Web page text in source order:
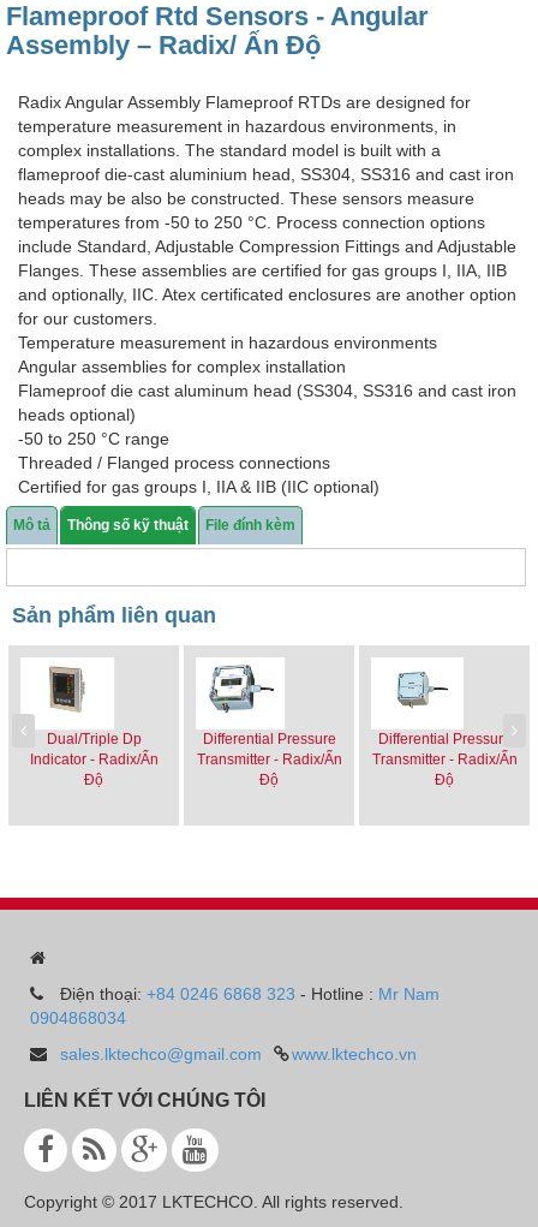
Flameproof Rtd Sensors - Angular
Assembly – Radix/ Ấn Độ
Radix Angular Assembly Flameproof RTDs are designed for
temperature measurement in hazardous environments, in
complex installations. The standard model is built with a
flameproof die-cast aluminium head, SS304, SS316 and cast iron
heads may be also be constructed. These sensors measure
temperatures from -50 to 250 °C. Process connection options
include Standard, Adjustable Compression Fittings and Adjustable
Flanges. These assemblies are certified for gas groups I, IIA, IIB
and optionally, IIC. Atex certificated enclosures are another option
for our customers.
Temperature measurement in hazardous environments
Angular assemblies for complex installation
Flameproof die cast aluminum head (SS304, SS316 and cast iron
heads optional)
-50 to 250 °C range
Threaded / Flanged process connections
Certified for gas groups I, IIA & IIB (IIC optional)
Atex certificated Enclosure (Optional)
Giá: Liên hệ
Mô tả Thông số kỹ thuật File đính kèm
Sản phẩm liên quan
Dual/Triple Dp
Indicator - Radix/Ấn
Độ
Differential Pressure
Transmitter - Radix/Ấn
Độ
Differential Pressure
Transmitter - Radix/Ấn
Độ
Điện thoại: +84 0246 6868 323 - Hotline : Mr Nam
0904868034
sales.lktechco@gmail.com
www.lktechco.vn
LIÊN KẾT VỚI CHÚNG TÔI
Copyright © 2017 LKTECHCO. All rights reserved.